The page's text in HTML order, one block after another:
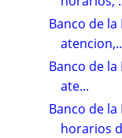
Banco de
Banco de
ate...
Banco de la
horarios